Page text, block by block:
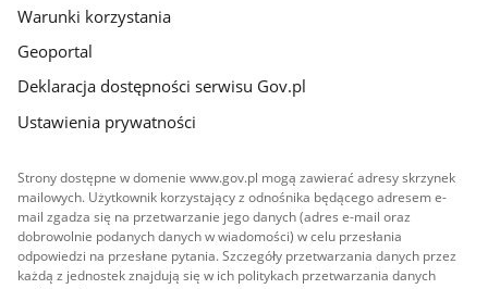
Warunki korzystania
Geoportal
Deklaracja dostępności serwisu Gov.pl
Ustawienia prywatności
Strony dostępne w domenie www.gov.pl mogą zawierać adresy skrzynek
mailowych. Użytkownik korzystający z odnośnika będącego adresem e-
mail zgadza się na przetwarzanie jego danych (adres e-mail oraz
dobrowolnie podanych danych w wiadomości) w celu przesłania
odpowiedzi na przesłane pytania. Szczegóły przetwarzania danych przez
każdą z jednostek znajdują się w ich politykach przetwarzania danych